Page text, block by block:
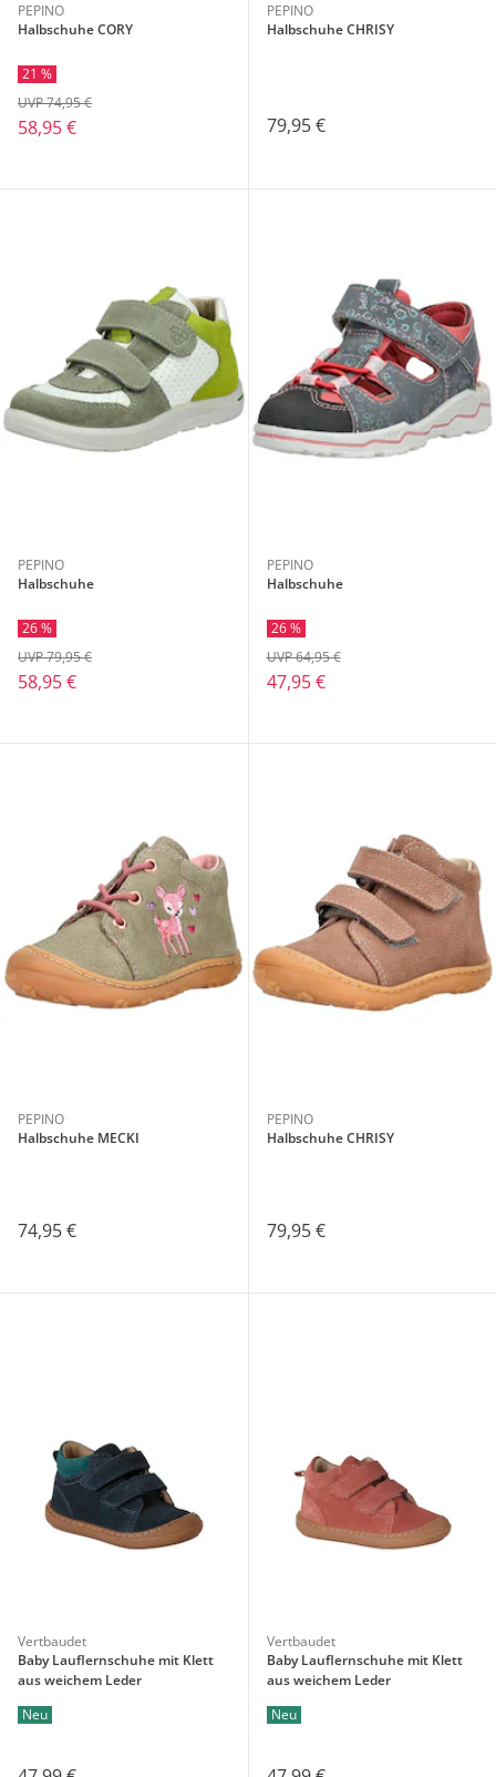
PEPINO
Halbschuhe CORY
21 %
58,95 €
UVP 74,95 €
PEPINO
Halbschuhe CHRISY
79,95 €
PEPINO
Halbschuhe
26 %
58,95 €
UVP 79,95 €
PEPINO
Halbschuhe
26 %
47,95 €
UVP 64,95 €
PEPINO
Halbschuhe MECKI
74,95 €
PEPINO
Halbschuhe CHRISY
79,95 €
Vertbaudet
Baby Lauflernschuhe mit Klett
aus weichem Leder
Neu
Vertbaudet
Baby Lauflernschuhe mit Klett
aus weichem Leder
Neu